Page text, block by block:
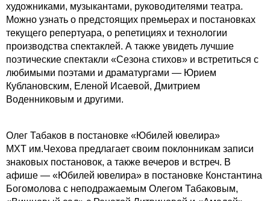
художниками, музыкантами, руководителями театра.
Можно узнать о предстоящих премьерах и постановках
текущего репертуара, о репетициях и технологии
производства спектаклей. А также увидеть лучшие
поэтические спектакли «Сезона стихов» и встретиться с
любимыми поэтами и драматургами — Юрием
Кублановским, Еленой Исаевой, Дмитрием
Воденниковым и другими.
Олег Табаков в постановке «Юбилей ювелира»
МХТ им.Чехова предлагает своим поклонникам записи
знаковых постановок, а также вечеров и встреч. В
афише — «Юбилей ювелира» в постановке Константина
Богомолова с неподражаемым Олегом Табаковым,